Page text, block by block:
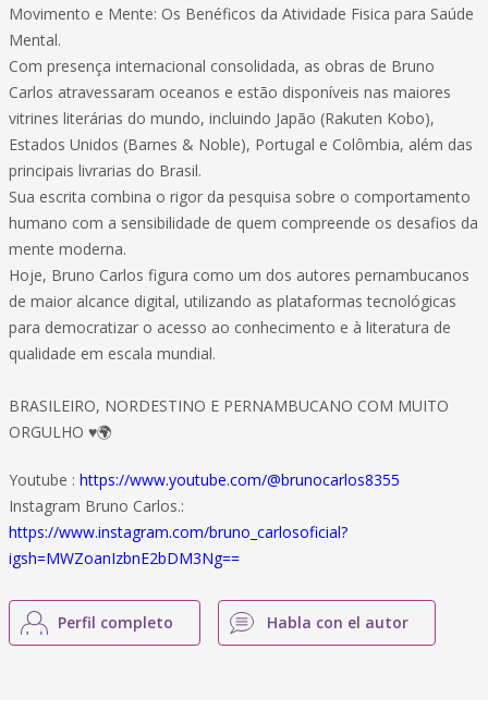
​Movimento e Mente: Os Benéficos da Atividade Fisica para Saúde
Mental.
​Com presença internacional consolidada, as obras de Bruno
Carlos atravessaram oceanos e estão disponíveis nas maiores
vitrines literárias do mundo, incluindo Japão (Rakuten Kobo),
Estados Unidos (Barnes & Noble), Portugal e Colômbia, além das
principais livrarias do Brasil.
​Sua escrita combina o rigor da pesquisa sobre o comportamento
humano com a sensibilidade de quem compreende os desafios da
mente moderna.
Hoje, Bruno Carlos figura como um dos autores pernambucanos
de maior alcance digital, utilizando as plataformas tecnológicas
para democratizar o acesso ao conhecimento e à literatura de
qualidade em escala mundial.
BRASILEIRO, NORDESTINO E PERNAMBUCANO COM MUITO
ORGULHO ♥️🌍
Youtube : https://www.youtube.com/@brunocarlos8355
Instagram Bruno Carlos.:
https://www.instagram.com/bruno_carlosoficial?
igsh=MWZoanIzbnE2bDM3Ng==
Perfil completo Habla con el autor